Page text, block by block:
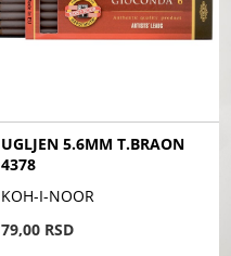
UGLJEN 5.6MM T.BRAON
4378
KOH-I-NOOR
79,00 RSD